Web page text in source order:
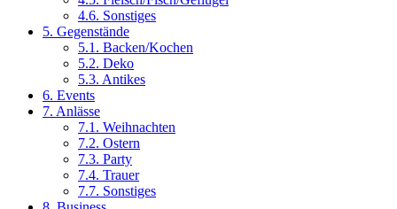
4.6. Sonstiges
5. Gegenstände
5.1. Backen/Kochen
5.2. Deko
5.3. Antikes
6. Events
7. Anlässe
7.1. Weihnachten
7.2. Ostern
7.3. Party
7.4. Trauer
7.7. Sonstiges